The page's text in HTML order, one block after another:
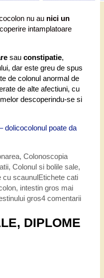
nu au nici un
intamplatoare
sau constipatie,
dar este greu de spus
de colonul anormal de
de alte afectiuni, cu
descoperindu-se si
dolicocolonul poate da
, Colonoscopia
, Colonul si bolile sale,
cu scaunulEtichete cati
, intestin gros mai
gros4 comentarii
DIPLOME